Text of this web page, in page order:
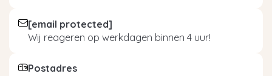
[email protected]
Wij reageren op werkdagen binnen 4 uur!
Postadres